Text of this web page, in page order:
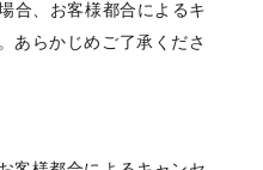
合、お客様都合によるキ
あらかじめご了承くださ